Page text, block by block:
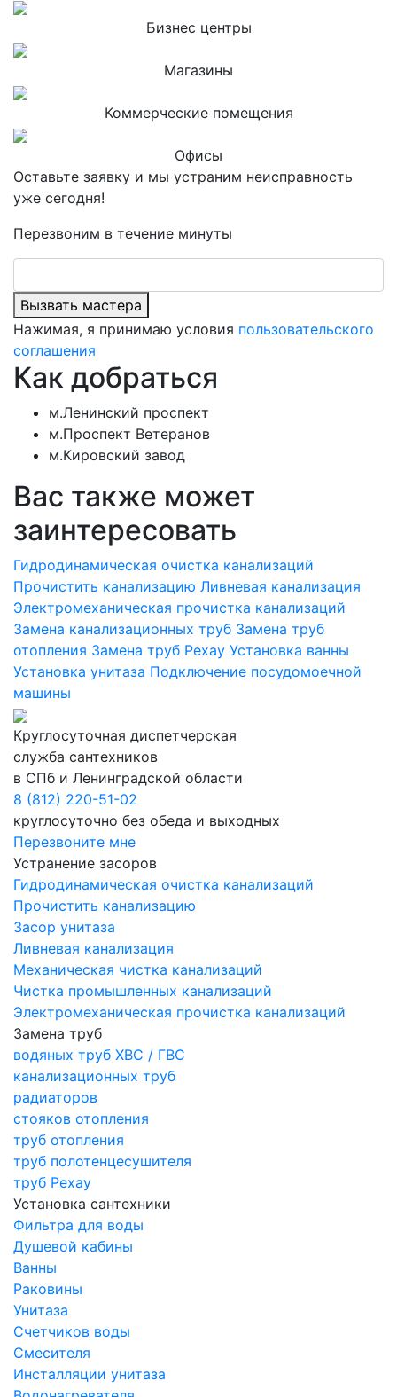
Бизнес центры
Магазины
Коммерческие помещения
Офисы
Оставьте заявку и мы устраним неисправность
уже сегодня!
Перезвоним в течение минуты
Вызвать мастера
Нажимая, я принимаю условия пользовательского
соглашения
Как добраться
м.Ленинский проспект
м.Проспект Ветеранов
м.Кировский завод
Вас также может
заинтересовать
Гидродинамическая очистка канализаций
Прочистить канализацию Ливневая канализация
Электромеханическая прочистка канализаций
Замена канализационных труб Замена труб
отопления Замена труб Рехау Установка ванны
Установка унитаза Подключение посудомоечной
машины
Круглосуточная диспетчерская
служба сантехников
в СПб и Ленинградской области
8 (812) 220-51-02
круглосуточно без обеда и выходных
Перезвоните мне
Устранение засоров
Гидродинамическая очистка канализаций
Прочистить канализацию
Засор унитаза
Ливневая канализация
Механическая чистка канализаций
Чистка промышленных канализаций
Электромеханическая прочистка канализаций
Замена труб
водяных труб ХВС / ГВС
канализационных труб
радиаторов
стояков отопления
труб отопления
труб полотенцесушителя
труб Рехау
Установка сантехники
Фильтра для воды
Душевой кабины
Ванны
Раковины
Унитаза
Счетчиков воды
Смесителя
Инсталляции унитаза